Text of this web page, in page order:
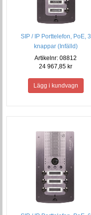
SIP / IP Porttelefon, PoE, 3
knappar (Infälld)
Artikelnr: 08812
24 967,85 kr